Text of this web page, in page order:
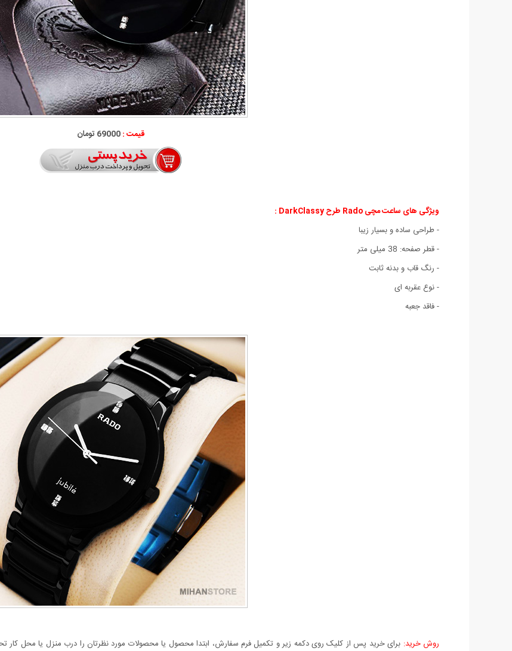
قیمت :69000 تومان
ویژگی های ساعت مچی Rado طرح DarkClassy :
- طراحی ساده و بسیار زیبا
- قطر صفحه: 38 میلی متر
- رنگ قاب و بدنه ثابت
- نوع عقربه ای
- فاقد جعبه
روش خرید: برای خرید پس از کلیک روی دکمه زیر و تکمیل فرم سفارش، ابتدا محصول یا محصولات مورد نظرتان را درب منزل یا محل کار